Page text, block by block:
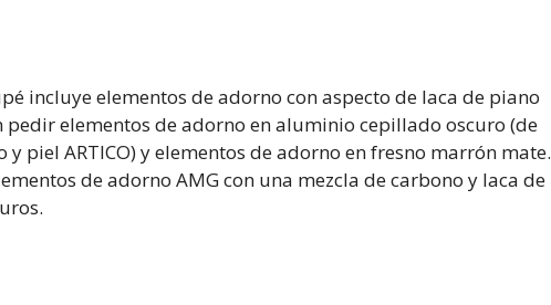
incluye elementos de adorno con aspecto de laca de piano
pedir elementos de adorno en aluminio cepillado oscuro (de
piel ARTICO) y elementos de adorno en fresno marrón mate.
de adorno AMG con una mezcla de carbono y laca de